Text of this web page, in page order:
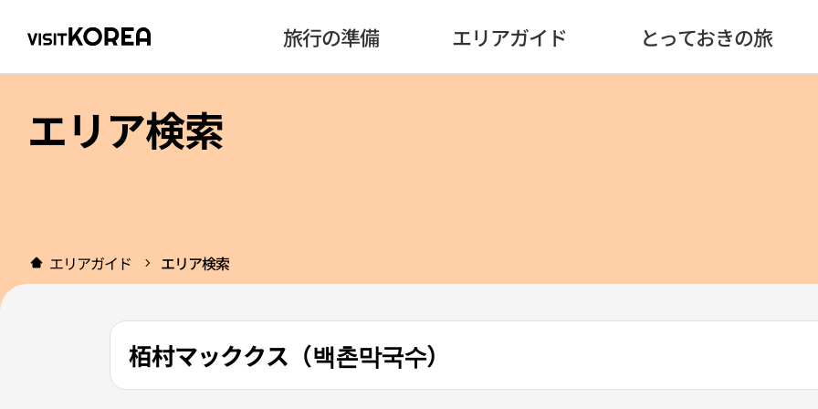
旅行の準備 エリアガイド とっておきの旅
エリア検索
エリアガイド エリア検索
栢村マッククス（백촌막국수）